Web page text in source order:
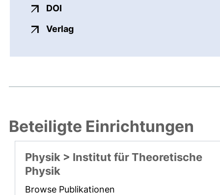
DOI
Verlagexterner Link, öffnet neues
Beteiligte Einrichtungen
Physik > Institut für Theoretische
Physik
Browse Publikationen